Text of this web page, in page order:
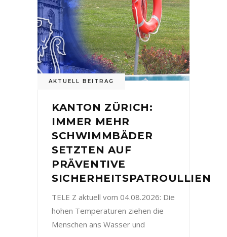
AKTUELL BEITRAG
KANTON ZÜRICH:
IMMER MEHR
SCHWIMMBÄDER
SETZTEN AUF
PRÄVENTIVE
SICHERHEITSPATROULLIEN
TELE Z aktuell vom 04.08.2026: Die
hohen Temperaturen ziehen die
Menschen ans Wasser und